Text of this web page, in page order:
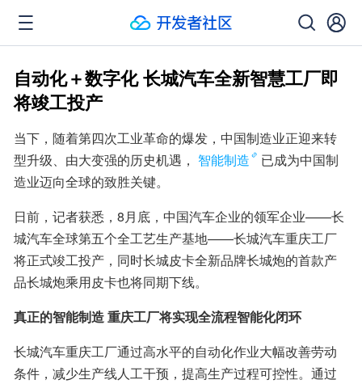
自动化＋数字化 长城汽车全新智慧工厂即
将竣工投产
当下，随着第四次工业革命的爆发，中国制造业正迎来转
型升级、由大变强的历史机遇， 智能制造
已成为中国制
造业迈向全球的致胜关键。
日前，记者获悉，8月底，中国汽车企业的领军企业——长
城汽车全球第五个全工艺生产基地——长城汽车重庆工厂
将正式竣工投产，同时长城皮卡全新品牌长城炮的首款产
品长城炮乘用皮卡也将同期下线。
真正的智能制造 重庆工厂将实现全流程智能化闭环
长城汽车重庆工厂通过高水平的自动化作业大幅改善劳动
条件，减少生产线人工干预，提高生产过程可控性。通过